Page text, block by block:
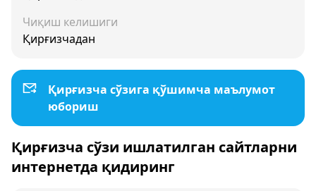
Чиқиш келишиги
Қирғизчадан
Қирғизча сўзига қўшимча маълумот
юбориш
Қирғизча сўзи ишлатилган сайтларни
интернетда қидиринг